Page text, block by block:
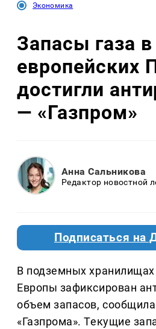
Экономика
Запасы газа в
европейских
достигли
— «Газпром»
Анна Сальникова
Редактор новостной
Подписаться на
В подземных
Европы зафиксирован
объем запасов,
«Газпрома». Текущие